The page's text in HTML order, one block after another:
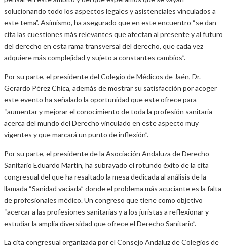
solucionando todo los aspectos legales y asistenciales vinculados a
este tema”. Asimismo, ha asegurado que en este encuentro “se dan
cita las cuestiones más relevantes que afectan al presente y al futuro
del derecho en esta rama transversal del derecho, que cada vez
adquiere más complejidad y sujeto a constantes cambios”.
Por su parte, el presidente del Colegio de Médicos de Jaén, Dr.
Gerardo Pérez Chica, además de mostrar su satisfacción por acoger
este evento ha señalado la oportunidad que este ofrece para
“aumentar y mejorar el conocimiento de toda la profesión sanitaria
acerca del mundo del Derecho vinculado en este aspecto muy
vigentes y que marcará un punto de inflexión”.
Por su parte, el presidente de la Asociación Andaluza de Derecho
Sanitario Eduardo Martín, ha subrayado el rotundo éxito de la cita
congresual del que ha resaltado la mesa dedicada al análisis de la
llamada “Sanidad vaciada” donde el problema más acuciante es la falta
de profesionales médico. Un congreso que tiene como objetivo
“acercar a las profesiones sanitarias y a los juristas a reflexionar y
estudiar la amplia diversidad que ofrece el Derecho Sanitario”.
La cita congresual organizada por el Consejo Andaluz de Colegios de